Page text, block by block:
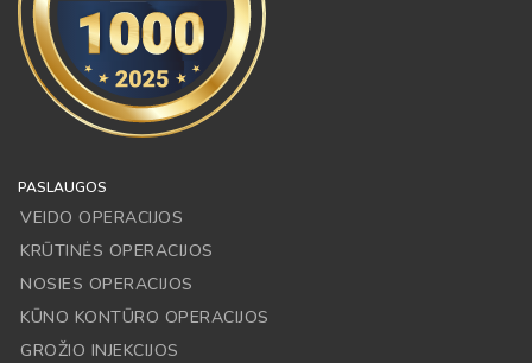
PASLAUGOS
VEIDO OPERACIJOS
KRŪTINĖS OPERACIJOS
NOSIES OPERACIJOS
KŪNO KONTŪRO OPERACIJOS
GROŽIO INJEKCIJOS